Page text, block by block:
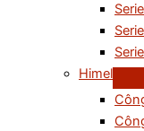
Himel